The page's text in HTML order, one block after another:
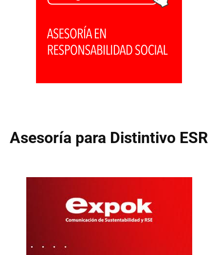
Asesoría para Distintivo ESR